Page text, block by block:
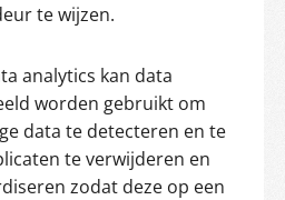
te wijzen.
analytics kan data
worden gebruikt om
data te detecteren en te
te verwijderen en
zodat deze op een